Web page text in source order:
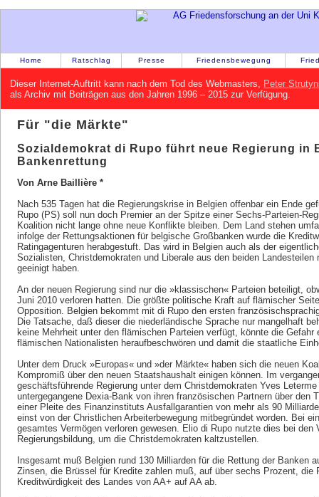
Home Ratschlag Presse Friedensbewegung
Dieser Internet-Auftritt kann nach dem Tod des Webmasters, Peter
als Archiv mit Beiträgen aus den Jahren 1996 – 2015 zur Verfügung.
Für "die Märkte"
Sozialdemokrat di Rupo führt neue Regierung in
Bankenrettung
Von Arne Baillière *
Nach 535 Tagen hat die Regierungskrise in Belgien offenbar ein Ende
Rupo (PS) soll nun doch Premier an der Spitze einer Sechs-Parteien-
Koalition nicht lange ohne neue Konflikte bleiben. Dem Land stehen
infolge der Rettungsaktionen für belgische Großbanken wurde die
Ratingagenturen herabgestuft. Das wird in Belgien auch als der
Sozialisten, Christdemokraten und Liberale aus den beiden
geeinigt haben.
An der neuen Regierung sind nur die »klassischen« Parteien beteiligt,
Juni 2010 verloren hatten. Die größte politische Kraft auf flämischer
Opposition. Belgien bekommt mit di Rupo den ersten
Die Tatsache, daß dieser die niederländische Sprache nur mangelhaft
keine Mehrheit unter den flämischen Parteien verfügt, könnte die Gefahr
flämischen Nationalisten heraufbeschwören und damit die staatliche
Unter dem Druck »Europas« und »der Märkte« haben sich die neuen
Kompromiß über den neuen Staatshaushalt einigen können. Im
geschäftsführende Regierung unter dem Christdemokraten Yves
untergegangene Dexia-Bank von ihren französischen Partnern über den
einer Pleite des Finanzinstituts Ausfallgarantien von mehr als 90
einst von der Christlichen Arbeiterbewegung mitbegründet worden. Bei
gesamtes Vermögen verloren gewesen. Elio di Rupo nutzte dies bei den
Regierungsbildung, um die Christdemokraten kaltzustellen.
Insgesamt muß Belgien rund 130 Milliarden für die Rettung der Banken
Zinsen, die Brüssel für Kredite zahlen muß, auf über sechs Prozent, die
Kreditwürdigkeit des Landes von AA+ auf AA ab.